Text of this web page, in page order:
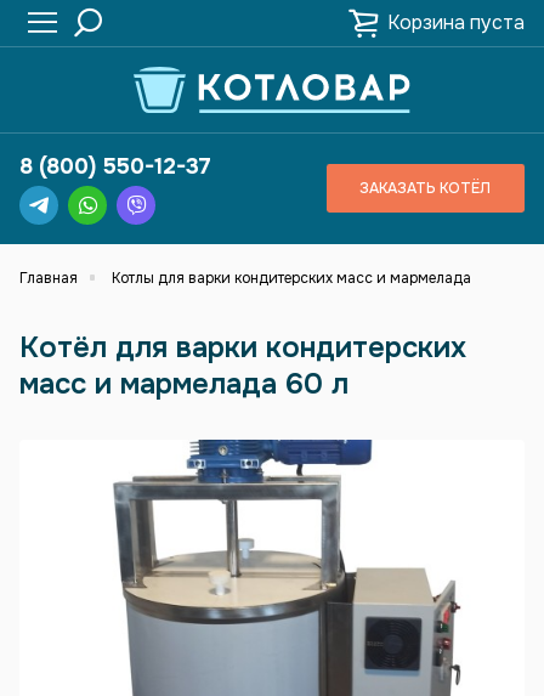
Корзина пуста
8 (800) 550-12-37
ЗАКАЗАТЬ КОТЁЛ
Главная Котлы для варки кондитерских масс и мармелада
Котёл для варки кондитерских
масс и мармелада 60 л